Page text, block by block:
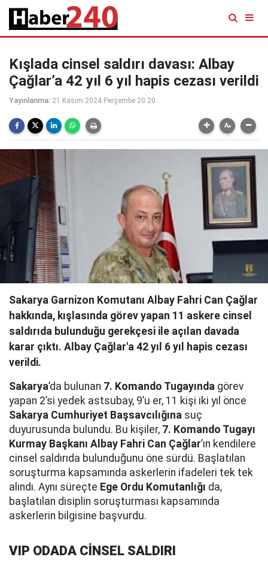
Kışlada cinsel saldırı davası: Albay
Çağlar’a 42 yıl 6 yıl hapis cezası verildi
Yayınlanma: 21 Kasım 2024 Perşembe 20:20
Sakarya Garnizon Komutanı Albay Fahri Can Çağlar
hakkında, kışlasında görev yapan 11 askere cinsel
saldırıda bulunduğu gerekçesi ile açılan davada
karar çıktı. Albay Çağlar'a 42 yıl 6 yıl hapis cezası
verildi.
Sakarya’da bulunan 7. Komando Tugayında görev
yapan 2’si yedek astsubay, 9’u er, 11 kişi iki yıl önce
Sakarya Cumhuriyet Başsavcılığına suç
duyurusunda bulundu. Bu kişiler, 7. Komando Tugayı
Kurmay Başkanı Albay Fahri Can Çağlar’ın kendilere
cinsel saldırıda bulunduğunu öne sürdü. Başlatılan
soruşturma kapsamında askerlerin ifadeleri tek tek
alındı. Aynı süreçte Ege Ordu Komutanlığı da,
başlatılan disiplin soruşturması kapsamında
askerlerin bilgisine başvurdu.
VIP ODADA CİNSEL SALDIRI